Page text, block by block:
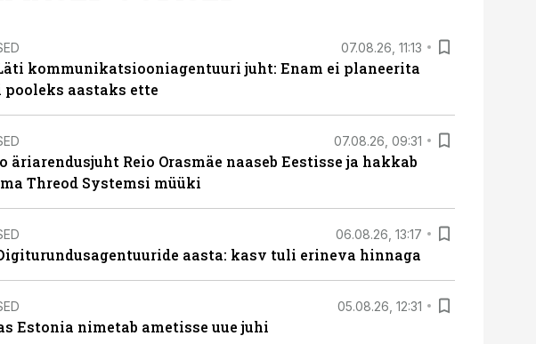
07.08.26, 11:13
kommunikatsiooniagentuuri juht: Enam ei planeerita
pooleks aastaks ette
07.08.26, 09:31
äriarendusjuht Reio Orasmäe naaseb Eestisse ja hakkab
Threod Systemsi müüki
06.08.26, 13:17
aasta: kasv tuli erineva hinnaga
05.08.26, 12:31
Estonia nimetab ametisse uue juhi